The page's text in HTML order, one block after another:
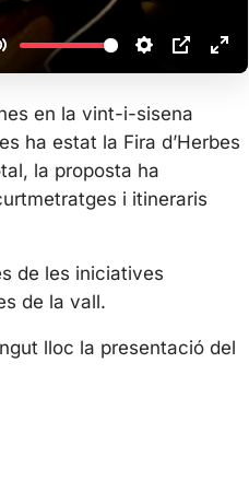
S
t
t
i
n
P
P
E
e
c
en la vint-i-sisena
ha estat la Fira d’Herbes
la proposta ha
i itineraris
de les iniciatives
de la vall.
lloc la presentació del